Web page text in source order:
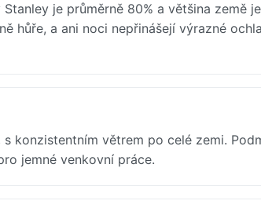
je průměrně 80% a většina země
hůře, a ani noci nepřinášejí výrazné
konzistentním větrem po celé zemi.
jemné venkovní práce.